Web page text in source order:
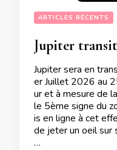
ARTICLES RÉCENTS
Jupiter sera en
er Juillet 2026 au
ur et à mesure de
le 5ème signe du
is en ligne à cet
de jeter un oeil sur
…